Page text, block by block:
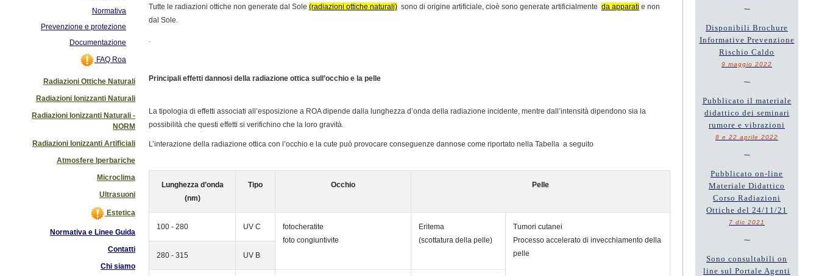
Normativa
Prevenzione e protezione
Documentazione
FAQ Roa
Radiazioni Ottiche Naturali
Radiazioni Ionizzanti Naturali
Radiazioni Ionizzanti Naturali -
NORM
Radiazioni Ionizzanti Artificiali
Atmosfere Iperbariche
Microclima
Ultrasuoni
Estetica
Normativa e Linee Guida
Contatti
Chi siamo
Tutte le radiazioni ottiche non generate dal Sole (radiazioni ottiche naturali) sono di origine artificiale, cioè sono generate artificialmente da apparati e non
dal Sole.
.
Principali effetti dannosi della radiazione ottica sull’occhio e la pelle
La tipologia di effetti associati all’esposizione a ROA dipende dalla lunghezza d’onda della radiazione incidente, mentre dall’intensità dipendono sia la
possibilità che questi effetti si verifichino che la loro gravità.
L’interazione della radiazione ottica con l’occhio e la cute può provocare conseguenze dannose come riportato nella Tabella a seguito
Lunghezza d’onda
(nm)
Tipo Occhio Pelle
100 - 280 UV C
fotocheratite
foto congiuntivite
Eritema
(scottatura della pelle)
Tumori cutanei
Processo accelerato di invecchiamento della
pelle
280 - 315 UV B
~
Disponibili Brochure
Informative Prevenzione
Rischio Caldo
9 maggio 2022
~
Pubblicato il materiale
didattico dei seminari
rumore e vibrazioni
8 e 22 aprile 2022
~
Pubblicato on-line
Materiale Didattico
Corso Radiazioni
Ottiche del 24/11/21
7 dic 2021
~
Sono consultabili on
line sul Portale Agenti